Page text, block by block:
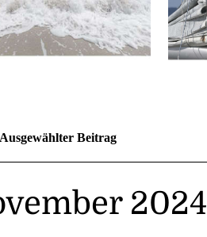
Ausgewählter Beitrag
2024